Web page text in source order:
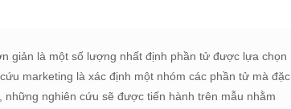
giản là một số lượng nhất định phần tử được lựa chọn
marketing là xác định một nhóm các phần tử mà đặc
nghiên cứu sẽ được tiến hành trên mẫu nhằm